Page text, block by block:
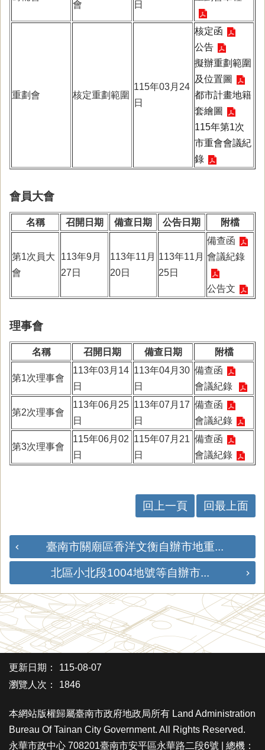
會
日
重劃會 核定重劃範圍
115年03月24
日
核定函
公告
擬辦重劃範圍
及位置圖
都市計畫地籍
套繪圖
115年第1次
市重會會議紀
錄
會員大會
名稱 召開日期 備查日期 公告日期 附檔
第1次員大
會
113年9月
27日
113年11月
20日
113年11月
25日
備查函
會議紀錄
公告文
理事會
名稱 召開日期 備查日期 附檔
第1次理事會
113年03月14
日
113年04月30
日
備查函
會議紀錄
第2次理事會
113年06月25
日
113年07月17
日
備查函
會議紀錄
第3次理事會
115年06月02
日
115年07月21
日
備查函
會議紀錄
回上一頁 回最上面
臺南市關廟區香洋文衡自辦市地重...
北區小北段1004地號等自辦市...
更新日期：
115-08-07
瀏覽人次：
1846
本網站版權歸屬臺南市政府地政局所有 Land Administration
Bureau Of Tainan City Government. All Rights Reserved.
永華市政中心 708201臺南市安平區永華路二段6號 | 總機：